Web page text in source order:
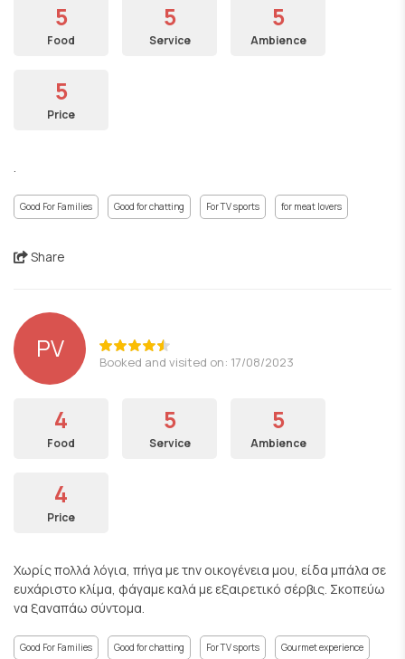
5
Food
5
Service
5
Ambience
5
Price
.
Good For Families Good for chatting For TV sports for meat lovers
Share
PV Booked and visited on: 17/08/2023
4
Food
5
Service
5
Ambience
4
Price
Χωρίς πολλά λόγια, πήγα με την οικογένεια μου, είδα μπάλα σε
ευχάριστο κλίμα, φάγαμε καλά με εξαιρετικό σέρβις. Σκοπεύω
να ξαναπάω σύντομα.
Good For Families Good for chatting For TV sports Gourmet experience